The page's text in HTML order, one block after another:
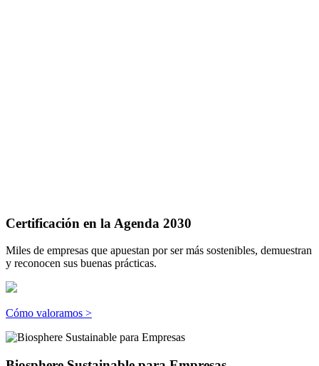
Certificación en la Agenda 2030
Miles de empresas que apuestan por ser más sostenibles, demuestran
y reconocen sus buenas prácticas.
Cómo valoramos >